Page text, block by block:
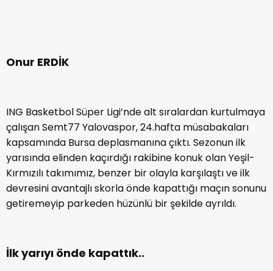
Onur ERDİK
ING Basketbol Süper Ligi’nde alt sıralardan kurtulmaya
çalışan Semt77 Yalovaspor, 24.hafta müsabakaları
kapsamında Bursa deplasmanına çıktı. Sezonun ilk
yarısında elinden kaçırdığı rakibine konuk olan Yeşil-
Kırmızılı takımımız, benzer bir olayla karşılaştı ve ilk
devresini avantajlı skorla önde kapattığı maçın sonunu
getiremeyip parkeden hüzünlü bir şekilde ayrıldı.
İlk yarıyı önde kapattık..